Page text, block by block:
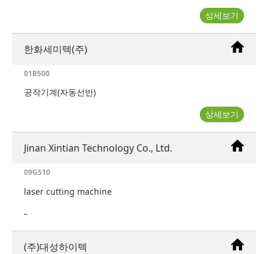
상세보기
한화세미텍(주)
01B500
공작기계(자동선반)
상세보기
Jinan Xintian Technology Co., Ltd.
09G510
laser cutting machine
-
(주)대성하이텍